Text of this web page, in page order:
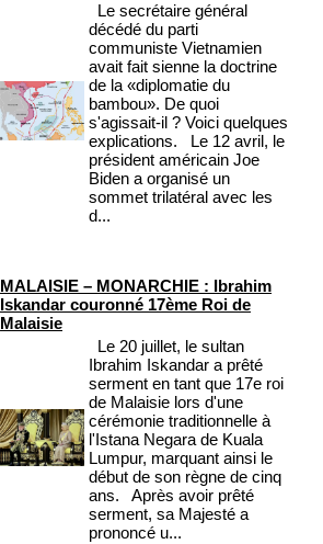
Le secrétaire général
décédé du parti
communiste Vietnamien
avait fait sienne la doctrine
de la «diplomatie du
bambou». De quoi
s'agissait-il ? Voici quelques
explications. Le 12 avril, le
président américain Joe
Biden a organisé un
sommet trilatéral avec les
d...
MALAISIE – MONARCHIE : Ibrahim
Iskandar couronné 17ème Roi de
Malaisie
Le 20 juillet, le sultan
Ibrahim Iskandar a prêté
serment en tant que 17e roi
de Malaisie lors d'une
cérémonie traditionnelle à
l'Istana Negara de Kuala
Lumpur, marquant ainsi le
début de son règne de cinq
ans. Après avoir prêté
serment, sa Majesté a
prononcé u...